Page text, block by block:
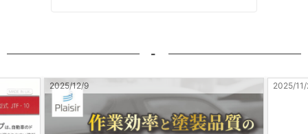
-
2025/11/28 2025/